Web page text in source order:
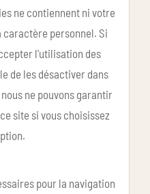
ne contiennent ni votre
caractère personnel. Si
l'utilisation des
de les désactiver dans
ne pouvons garantir
site si vous choisissez
pour la navigation